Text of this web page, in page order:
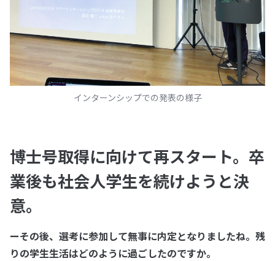
インターンシップでの発表の様子
博士号取得に向けて再スタート。卒
業後も社会人学生を続けようと決
意。
ーその後、選考に参加して無事に内定となりましたね。残
りの学生生活はどのように過ごしたのですか。